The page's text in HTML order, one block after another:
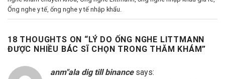
Ống nghe y tế, ống nghe y tế nhập khẩu.
18 THOUGHTS ON “LÝ DO ỐNG NGHE LITTMANN
ĐƯỢC NHIỀU BÁC SĨ CHỌN TRONG THĂM KHÁM”
anm"ala dig till binance says: